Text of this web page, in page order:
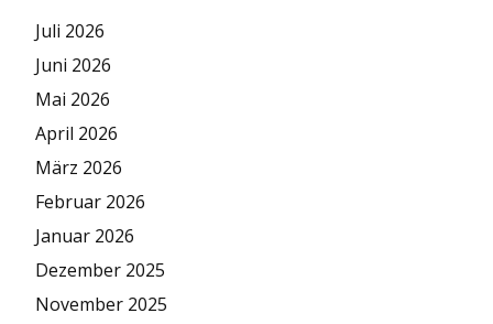
Juli 2026
Juni 2026
Mai 2026
April 2026
März 2026
Februar 2026
Januar 2026
Dezember 2025
November 2025